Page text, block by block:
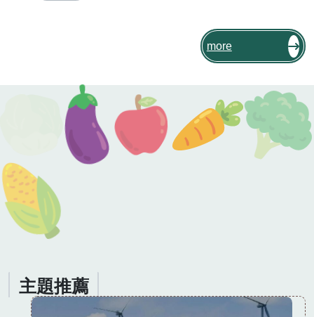
品，因此仍然被稱為「鯖魚的故鄉」[註
01]。為什麼南方澳仍然是鯖魚的集散地
呢？在地人又是如何傳承與發揚鯖魚文
化？答案就在「在地特色小教室」。
more
主題推薦